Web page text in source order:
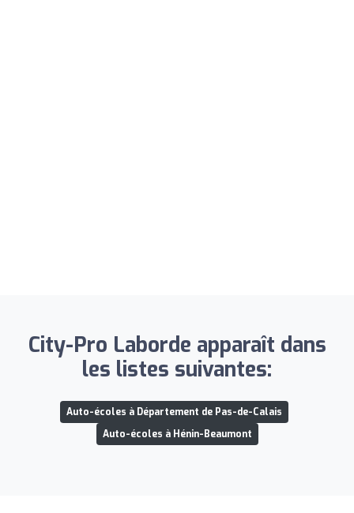
City-Pro Laborde apparaît dans
les listes suivantes:
Auto-écoles à Département de Pas-de-Calais
Auto-écoles à Hénin-Beaumont